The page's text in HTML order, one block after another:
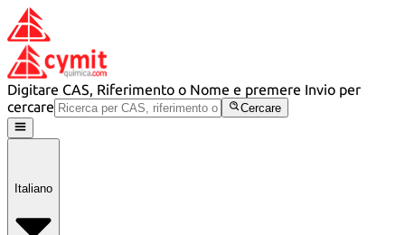
Digitare CAS, Riferimento o Nome e premere Invio per
cercare
Cercare
Italiano